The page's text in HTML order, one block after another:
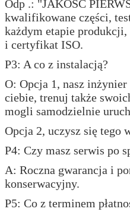
Odp .: "JAKOŚĆ
kwalifikowane części,
każdym etapie
i certyfikat ISO.
P3: A co z instalacją?
O: Opcja 1, nasz
ciebie, trenuj także
mogli samodzielnie
Opcja 2, uczysz się tego
P4: Czy masz serwis po
A: Roczna gwarancja i
konserwacyjny.
P5: Co z terminem